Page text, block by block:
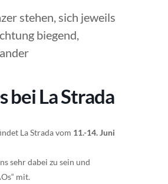
bei La Strada
La Strada vom 11.-14. Juni
sehr dabei zu sein und
mit.